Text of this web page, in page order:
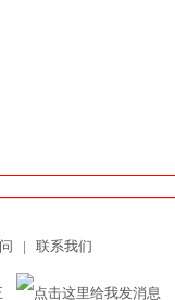
| 联系我们